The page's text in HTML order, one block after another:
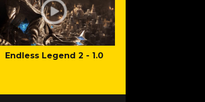
Endless Legend 2 - 1.0